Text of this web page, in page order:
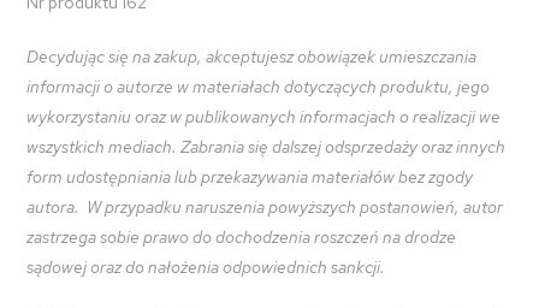
Decydując się na zakup, akceptujesz obowiązek umieszczania
informacji o autorze w materiałach dotyczących produktu, jego
wykorzystaniu oraz w publikowanych informacjach o realizacji we
wszystkich mediach. Zabrania się dalszej odsprzedaży oraz innych
form udostępniania lub przekazywania materiałów bez zgody
autora. W przypadku naruszenia powyższych postanowień, autor
zastrzega sobie prawo do dochodzenia roszczeń na drodze
sądowej oraz do nałożenia odpowiednich sankcji.